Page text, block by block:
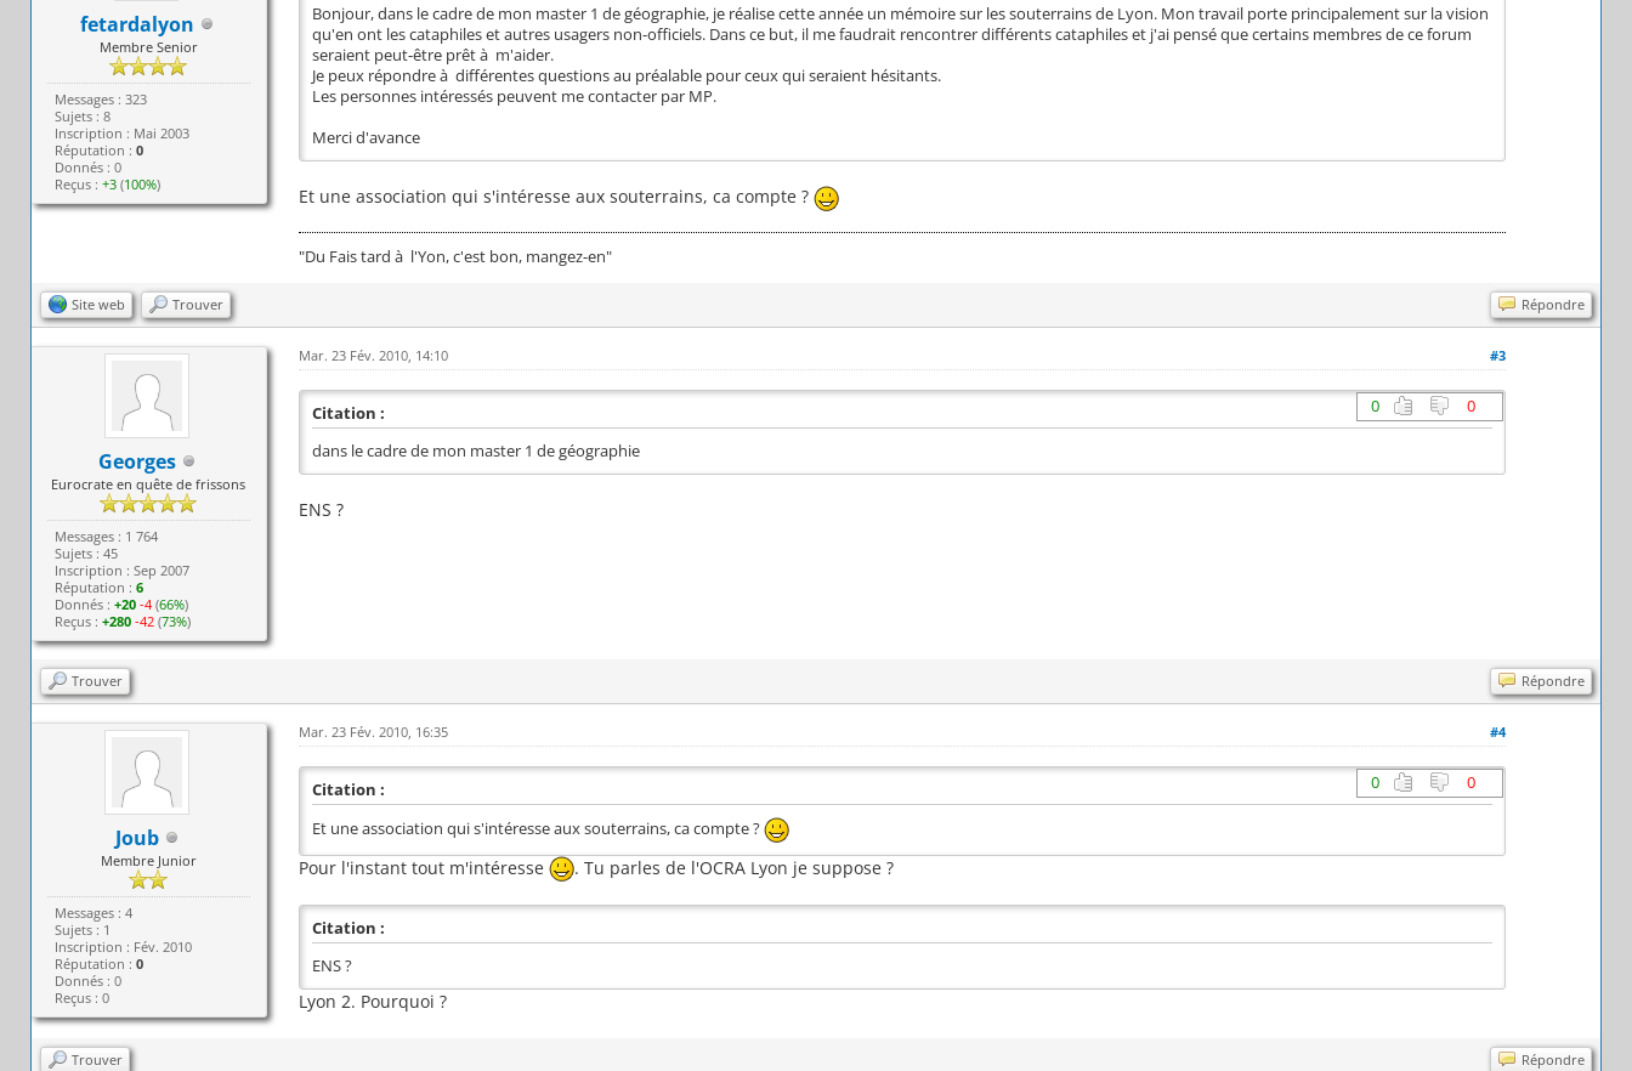
fetardalyon
Membre Senior
Messages : 323
Sujets : 8
Inscription : Mai 2003
Réputation : 0
Donnés : 0
Reçus : +3(100%)
Bonjour, dans le cadre de mon master 1 de géographie, je réalise cette année un mémoire sur les souterrains de Lyon. Mon travail porte principalement sur la vision
qu'en ont les cataphiles et autres usagers non-officiels. Dans ce but, il me faudrait rencontrer différents cataphiles et j'ai pensé que certains membres de ce forum
seraient peut-être prêt à m'aider.
Je peux répondre à différentes questions au préalable pour ceux qui seraient hésitants.
Les personnes intéressés peuvent me contacter par MP.
Merci d'avance
Et une association qui s'intéresse aux souterrains, ca compte ?
"Du Fais tard à l'Yon, c'est bon, mangez-en"
Site web Trouver Répondre
Georges
Eurocrate en quête de frissons
Messages : 1 764
Sujets : 45
Inscription : Sep 2007
Réputation : 6
Donnés : +20 -4(66%)
Reçus : +280 -42(73%)
#3
Mar. 23 Fév. 2010, 14:10
0 0
Citation :
dans le cadre de mon master 1 de géographie
ENS ?
Trouver Répondre
Joub
Membre Junior
Messages : 4
Sujets : 1
Inscription : Fév. 2010
Réputation : 0
Donnés : 0
Reçus : 0
#4
Mar. 23 Fév. 2010, 16:35
0 0
Citation :
Et une association qui s'intéresse aux souterrains, ca compte ?
Pour l'instant tout m'intéresse . Tu parles de l'OCRA Lyon je suppose ?
Citation :
ENS ?
Lyon 2. Pourquoi ?
Trouver Répondre